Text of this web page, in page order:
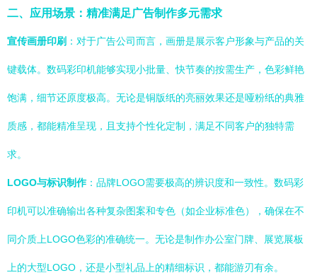
二、应用场景：精准满足广告制作多元需求
宣传画册印刷 ：对于广告公司而言，画册是展示客户形象与产品的关
键载体。数码彩印机能够实现小批量、快节奏的按需生产，色彩鲜艳
饱满，细节还原度极高。无论是铜版纸的亮丽效果还是哑粉纸的典雅
质感，都能精准呈现，且支持个性化定制，满足不同客户的独特需
求。
LOGO与标识制作：品牌LOGO需要极高的辨识度和一致性。数码彩
印机可以准确输出各种复杂图案和专色（如企业标准色），确保在不
同介质上LOGO色彩的准确统一。无论是制作办公室门牌、展览展板
上的大型LOGO，还是小型礼品上的精细标识，都能游刃有余。